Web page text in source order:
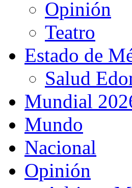
Opinión
Teatro
Estado de
Salud
Mundial
Mundo
Nacional
Opinión